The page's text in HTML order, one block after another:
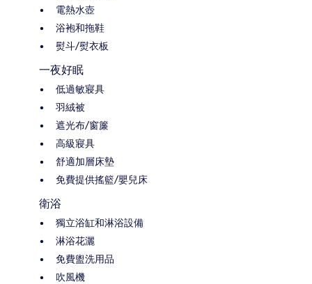
電熱水壺
浴袍和拖鞋
熨斗/熨衣板
一夜好眠
低過敏寢具
羽絨被
遮光布/窗簾
高級寢具
舒適加層床墊
免費提供搖籃/嬰兒床
衛浴
獨立浴缸和淋浴設備
淋浴花灑
免費盥洗用品
吹風機